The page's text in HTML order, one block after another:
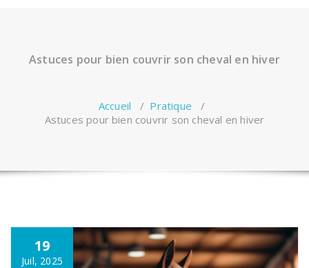
Astuces pour bien couvrir son cheval en hiver
Accueil / Pratique /
Astuces pour bien couvrir son cheval en hiver
19
Juil, 2025